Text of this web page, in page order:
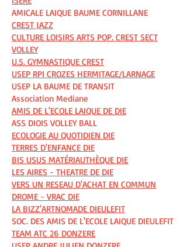
AMICALE LAIQUE BAUME CORNILLANE
CREST JAZZ
CULTURE LOISIRS ARTS POP. CREST SECT
VOLLEY
U.S. GYMNASTIQUE CREST
USEP RPI CROZES HERMITAGE/LARNAGE
USEP LA BAUME DE TRANSIT
Association Mediane
AMIS DE L'ECOLE LAIQUE DE DIE
ASS DIOIS VOLLEY BALL
ECOLOGIE AU QUOTIDIEN DIE
TERRES D'ENFANCE DIE
BIS USUS MATÉRIAUTHÈQUE DIE
LES AIRES - THEATRE DE DIE
VERS UN RESEAU D'ACHAT EN COMMUN
DROME - VRAC DIE
LA BIZZ'ARTNOMADE DIEULEFIT
SOC. DES AMIS DE L'ECOLE LAIQUE DIEULEFIT
TEAM ATC 26 DONZERE